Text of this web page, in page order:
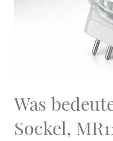
Was
Sockel,